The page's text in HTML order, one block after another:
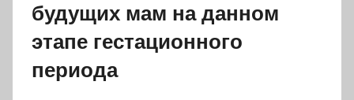
будущих мам на данном
этапе гестационного
периода